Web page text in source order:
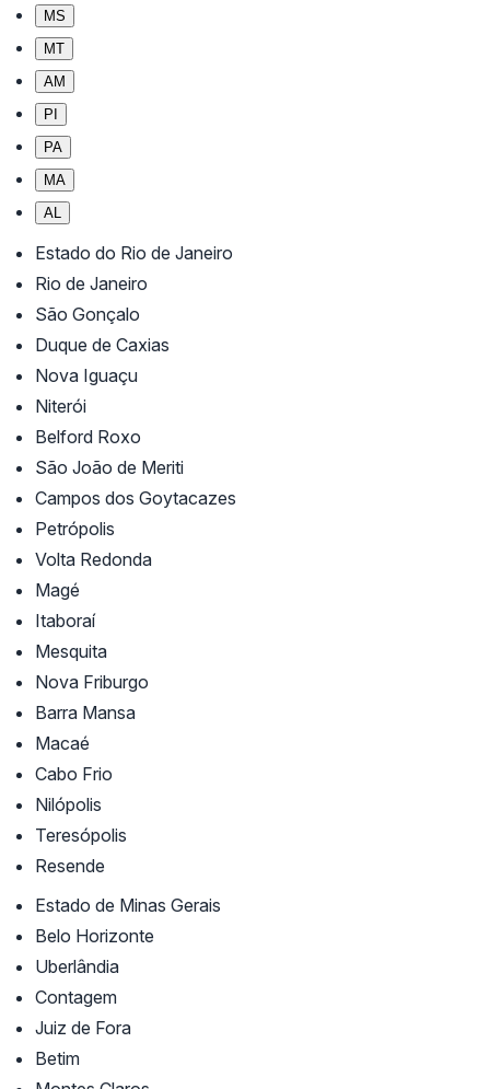
MS
MT
AM
PI
PA
MA
AL
Estado do Rio de Janeiro
Rio de Janeiro
São Gonçalo
Duque de Caxias
Nova Iguaçu
Niterói
Belford Roxo
São João de Meriti
Campos dos Goytacazes
Petrópolis
Volta Redonda
Magé
Itaboraí
Mesquita
Nova Friburgo
Barra Mansa
Macaé
Cabo Frio
Nilópolis
Teresópolis
Resende
Estado de Minas Gerais
Belo Horizonte
Uberlândia
Contagem
Juiz de Fora
Betim